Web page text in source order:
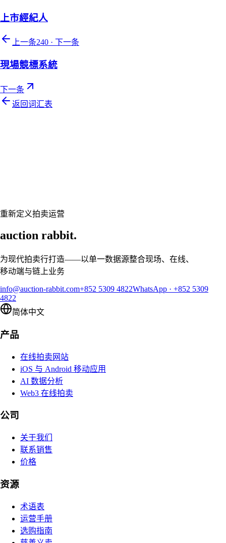
上市經紀人
上一条240 · 下一条
現場競標系統
下一条
返回词汇表
重新定义拍卖运营
auction rabbit.
为现代拍卖行打造——以单一数据源整合现场、在线、
移动端与链上业务
info@auction-rabbit.com+852 5309 4822WhatsApp · +852 5309
4822
简体中文
产品
在线拍卖网站
iOS 与 Android 移动应用
AI 数据分析
Web3 在线拍卖
公司
关于我们
联系销售
价格
资源
术语表
运营手册
选购指南